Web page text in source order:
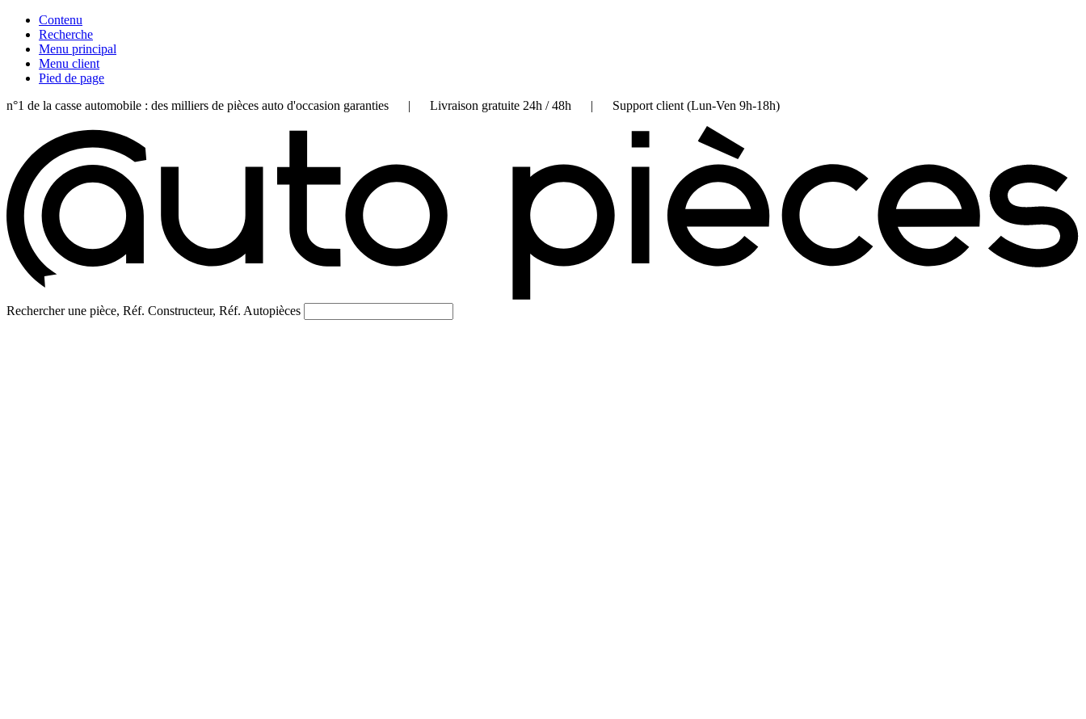
Contenu
Recherche
Menu principal
Menu client
Pied de page
n°1 de la casse automobile : des milliers de pièces auto d'occasion garanties | Livraison gratuite 24h / 48h | Support client (Lun-Ven 9h-18h)
Rechercher une pièce, Réf. Constructeur, Réf. Autopièces